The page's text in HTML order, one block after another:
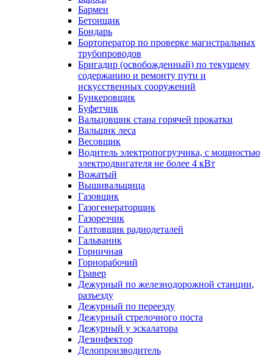
Бармен
Бетонщик
Бондарь
Бортоператор по проверке магистральных
трубопроводов
Бригадир (освобожденный) по текущему
содержанию и ремонту пути и
искусственных сооружений
Бункеровщик
Буфетчик
Вальцовщик стана горячей прокатки
Вальщик леса
Весовщик
Водитель электропогрузчика, с мощностью
электродвигателя не более 4 кВт
Вожатый
Вышивальщица
Газовщик
Газогенераторщик
Газорезчик
Галтовщик радиодеталей
Гальваник
Горничная
Горнорабочий
Гравер
Дежурный по железнодорожной станции,
разъезду
Дежурный по переезду
Дежурный стрелочного поста
Дежурный у эскалатора
Дезинфектор
Делопроизводитель